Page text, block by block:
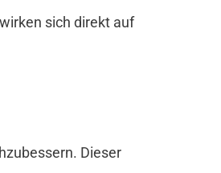
sich direkt auf
Dieser